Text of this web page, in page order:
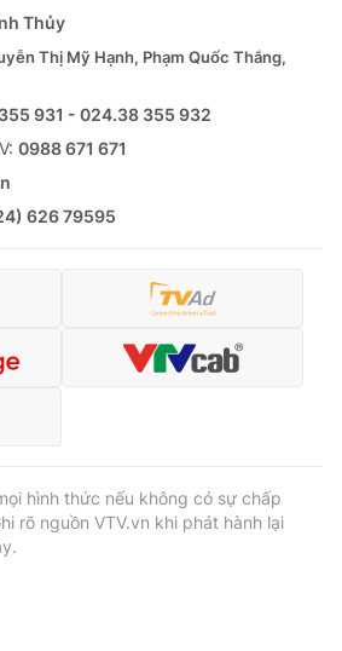
Thủy
Thị Mỹ Hạnh, Phạm Quốc Thắng,
931 - 024.38 355 932
0988 671 671
626 79595
hình thức nếu không có sự chấp
rõ nguồn VTV.vn khi phát hành lại